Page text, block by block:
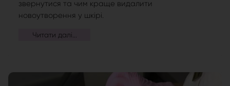
звернутися та чим краще видалити
новоутворення у шкірі.
Читати далі...